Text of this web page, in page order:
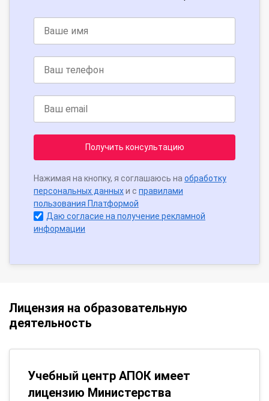
Получить консультацию
Нажимая на кнопку, я соглашаюсь на обработку
персональных данныхи с правилами
пользования Платформой
Даю согласие на получение рекламной
информации
Лицензия на образовательную
деятельность
Учебный центр АПОК имеет
лицензию Министерства